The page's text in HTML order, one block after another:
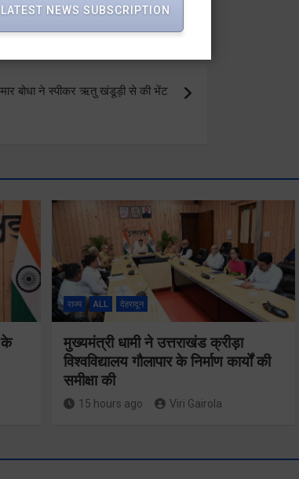
बोधा ने स्पीकर ऋतु खंडूड़ी से की भेंट
के
राज्य ALL देहरादून
मुख्यमंत्री धामी ने उत्तराखंड क्रीड़ा
विश्वविद्यालय गौलापार के निर्माण कार्यों की
समीक्षा की
15 hours ago Viri Gairola
NEWS SUBSCRIPTION